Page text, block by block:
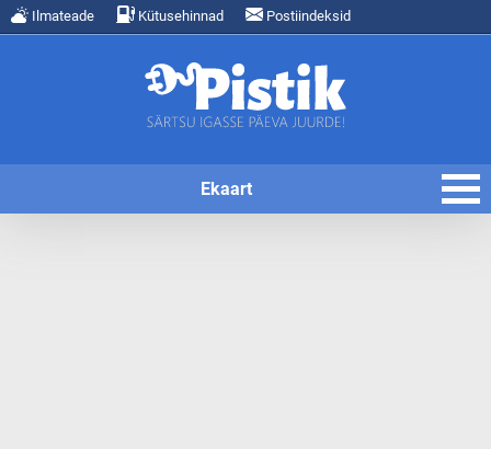
Ilmateade Kütusehinnad Postiindeksid
Ekaart